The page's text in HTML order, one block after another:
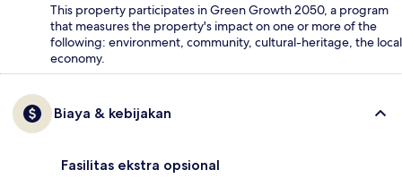
This property participates in Green Growth 2050, a program
that measures the property's impact on one or more of the
following: environment, community, cultural-heritage, the local
economy.
Biaya & kebijakan
Fasilitas ekstra opsional